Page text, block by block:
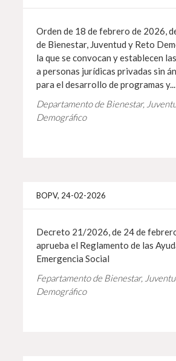
Orden de 18 de febrero de 2026,
de Bienestar, Juventud y Reto
la que se convocan y establecen
a personas jurídicas privadas sin
para el desarrollo de programas y...
Departamento de Bienestar,
Demográfico
BOPV, 24-02-2026
Decreto 21/2026, de 24 de
aprueba el Reglamento de las
Emergencia Social
Fepartamento de Bienestar,
Demográfico